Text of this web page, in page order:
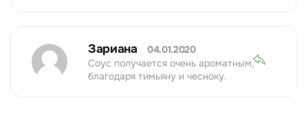
Зариана
04.01.2020
Соус получается очень ароматным,
благодаря тимьяну и чесноку.